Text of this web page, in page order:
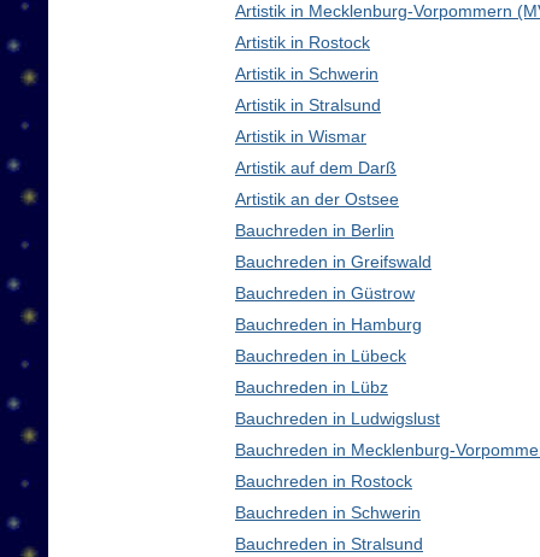
Artistik in Mecklenburg-Vorpommern
Artistik in Rostock
Artistik in Schwerin
Artistik in Stralsund
Artistik in Wismar
Artistik auf dem Darß
Artistik an der Ostsee
Bauchreden in Berlin
Bauchreden in Greifswald
Bauchreden in Güstrow
Bauchreden in Hamburg
Bauchreden in Lübeck
Bauchreden in Lübz
Bauchreden in Ludwigslust
Bauchreden in Mecklenburg-
Bauchreden in Rostock
Bauchreden in Schwerin
Bauchreden in Stralsund